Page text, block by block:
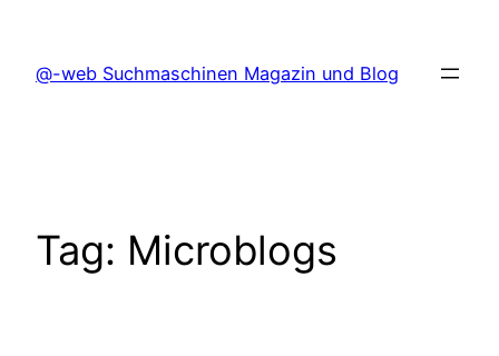
content
@-web Suchmaschinen Magazin und Blog
Tag: Microblogs